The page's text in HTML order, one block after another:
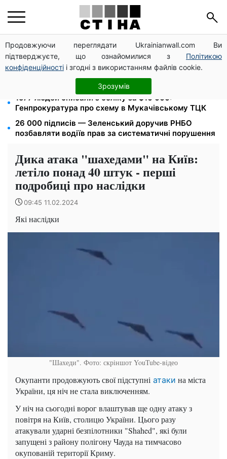
Продовжуючи переглядати Ukrainianwall.com Ви
підтверджуєте, що ознайомилися з Політикою
конфіденційності і згодні з використанням файлів cookie.
Зрозумів
Нічний тариф на світло 2,16 грн/кВт-г: економія до
540 грн на місяць з вересня
Чи може Поштова площа стати головною точкою
входу до історичного Києва
1577 людей списали з обліку за $10 000:
Генпрокуратура про схему в Мукачівському ТЦК
26 000 підписів — Зеленський доручив РНБО
позбавляти водіїв прав за систематичні порушення
Дика атака "шахедами" на Київ:
летіло понад 40 штук - перші
подробиці про наслідки
09:45 11.02.2024
Які наслідки
"Шахеди". Фото: скріншот YouTube-відео
Окупанти продовжують свої підступні атаки на міста
України, ця ніч не стала виключенням.
У ніч на сьогодні ворог влаштував ще одну атаку з
повітря на Київ, столицю України. Цього разу
атакували ударні безпілотники "Shahed", які були
запущені з району полігону Чауда на тимчасово
окупованій території Криму.